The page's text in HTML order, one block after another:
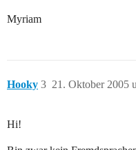
Myriam
Hooky 21. Oktober 2005
3
Hi!